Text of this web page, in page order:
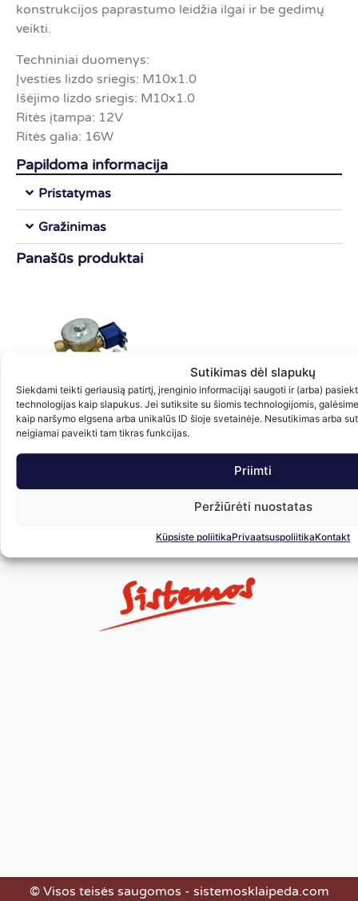
Sutikimas dėl slapukų
Siekdami teikti geriausią patirtį, įrenginio informacijąi saugoti ir (arba)
technologijas kaip slapukus. Jei sutiksite su šiomis technologijomis,
kaip naršymo elgsena arba unikalūs ID šioje svetainėje. Nesutikimas arba
neigiamai paveikti tam tikras funkcijas.
Priimti
Peržiūrėti nuostatas
Küpsiste poliitikaPrivaatsuspoliitikaKontakt
konstrukcijos paprastumo leidžia ilgai ir be gedimų
veikti.
Techniniai duomenys:
Įvesties lizdo sriegis: M10x1.0
Išėjimo lizdo sriegis: M10x1.0
Ritės įtampa: 12V
Ritės galia: 16W
Papildoma informacija
Pristatymas
Gražinimas
Panašūs produktai
Dujų vožtuvas VALTEK
© Visos teisės saugomos - sistemosklaipeda.com